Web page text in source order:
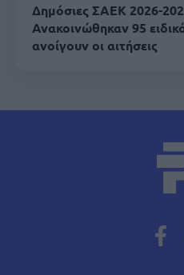
Δημόσιες ΣΑΕΚ 2026-
Ανακοινώθηκαν 95
ανοίγουν οι αιτήσεις